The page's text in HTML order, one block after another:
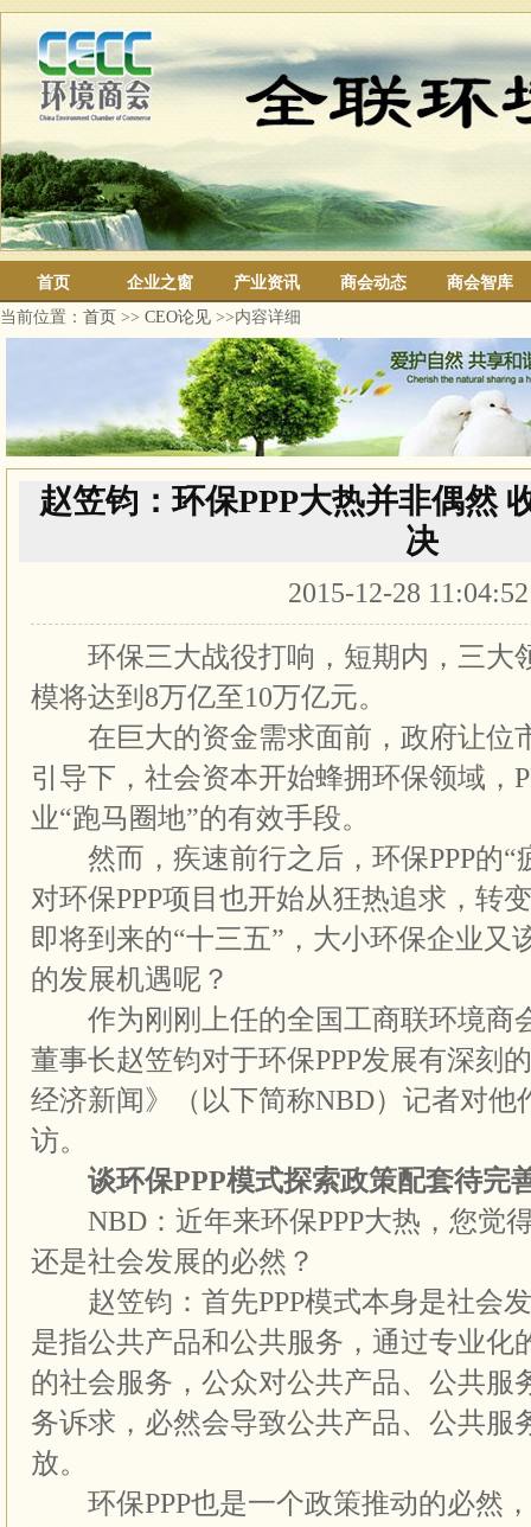
首页 企业之窗 产业资讯 商会动态
商会智库
当前位置： 首页 >> CEO论见 >>内容详细
赵笠钧：环保PPP大热并非偶然
决
2015-12-28
环保三大战役打响，短期内，三大
模将达到8万亿至10万亿元。
在巨大的资金需求面前，政府让位
引导下，社会资本开始蜂拥环保领域，
业“跑马圈地”的有效手段。
然而，疾速前行之后，环保PPP的“
对环保PPP项目也开始从狂热追求，转
即将到来的“十三五”，大小环保企业又
的发展机遇呢？
作为刚刚上任的全国工商联环境商
董事长赵笠钧对于环保PPP发展有深刻
经济新闻》（以下简称NBD）记者对他
访。
谈环保PPP模式探索政策配套待完
NBD：近年来环保PPP大热，您觉
还是社会发展的必然？
赵笠钧：首先PPP模式本身是社会发
是指公共产品和公共服务，通过专业化
的社会服务，公众对公共产品、公共服
务诉求，必然会导致公共产品、公共服
放。
环保PPP也是一个政策推动的必然